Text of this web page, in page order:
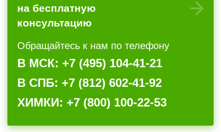
на бесплатную
консультацию
Обращайтесь к нам по телефону
В МСК: +7 (495) 104-41-21
В СПБ: +7 (812) 602-41-92
ХИМКИ: +7 (800) 100-22-53